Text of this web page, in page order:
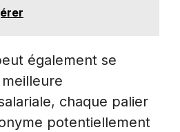
également se
chaque palier
potentiellement